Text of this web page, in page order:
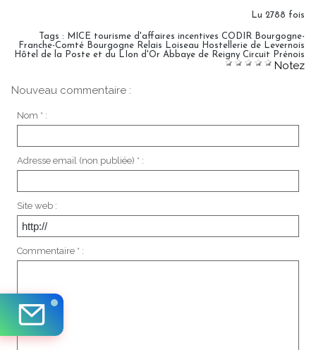
Lu 2788 fois
Tags :
MICE tourisme d'affaires incentives CODIR Bourgogne-
Franche-Comté Bourgogne Relais Loiseau Hostellerie de Levernois
Hôtel de la Poste et du LIon d'Or Abbaye de Reigny Circuit Prénois
Notez
Nouveau commentaire :
Nom * :
Adresse email (non publiée) * :
Site web :
Commentaire * :